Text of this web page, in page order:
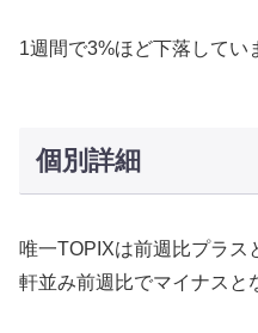
1週間で3%ほど下落してい
個別詳細
唯一TOPIXは前週比プラス
軒並み前週比でマイナスと